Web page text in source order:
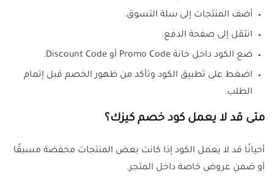
أضف المنتجات إلى سلة التسوق.
انتقل إلى صفحة الدفع.
ضع الكود داخل خانة Promo Code أو Discount Code.
اضغط على تطبيق الكود وتأكد من ظهور الخصم قبل إتمام
الطلب.
متى قد لا يعمل كود خصم كيزك؟
أحيانًا قد لا يعمل الكود إذا كانت بعض المنتجات مخفضة مسبقًا
أو ضمن عروض خاصة داخل المتجر.